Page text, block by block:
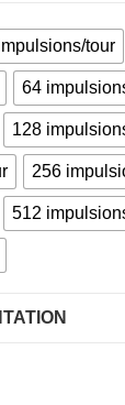
tour
64
128
256
512